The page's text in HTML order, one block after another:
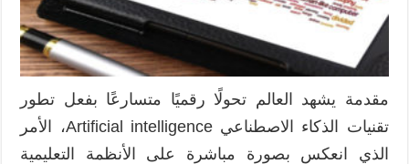
مقدمة يشهد العالم تحولًا رقميًا متسارعًا بفعل تطور
تقنيات الذكاء الاصطناعي Artificial intelligence، الأمر
الذي انعكس بصورة مباشرة على الأنظمة التعليمية